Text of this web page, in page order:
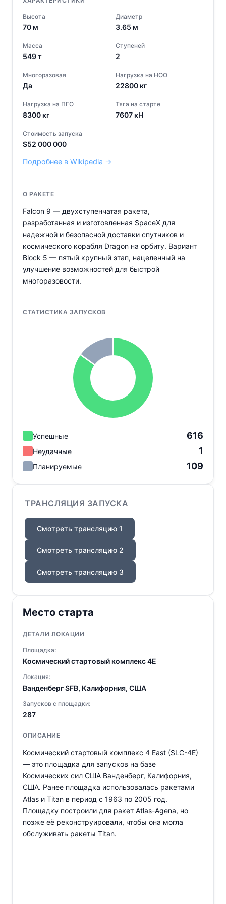
Высота
70 м
Диаметр
3.65 м
Масса
549т
Ступеней
2
Многоразовая
Да
Нагрузка на НОО
22800 кг
Нагрузка на ПГО
8300 кг
Тяга на старте
7607 кН
Стоимость запуска
$52 000 000
Подробнее в Wikipedia →
О РАКЕТЕ
Falcon 9 — двухступенчатая ракета,
разработанная и изготовленная SpaceX для
надежной и безопасной доставки спутников и
космического корабля Dragon на орбиту. Вариант
Block 5 — пятый крупный этап, нацеленный на
улучшение возможностей для быстрой
многоразовости.
СТАТИСТИКА ЗАПУСКОВ
Успешные 616
Неудачные 1
Планируемые 109
ТРАНСЛЯЦИЯ ЗАПУСКА
Смотреть трансляцию 1
Смотреть трансляцию 2
Смотреть трансляцию 3
Место старта
ДЕТАЛИ ЛОКАЦИИ
Площадка:
Космический стартовый комплекс 4E
Локация:
Ванденберг SFB, Калифорния, США
Запусков с площадки:
287
ОПИСАНИЕ
Космический стартовый комплекс 4 East (SLC-4E)
— это площадка для запусков на базе
Космических сил США Ванденберг, Калифорния,
США. Ранее площадка использовалась ракетами
Atlas и Titan в период с 1963 по 2005 год.
Площадку построили для ракет Atlas-Agena, но
позже её реконструировали, чтобы она могла
обслуживать ракеты Titan.